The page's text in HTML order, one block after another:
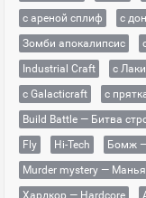
с ареной сплиф
с
Зомби апокалипсис
Industrial Craft
с
с Galacticraft
с
Build Battle — Битва
Fly
Hi-Tech
Бомж
Murder mystery —
Хардкор — Hardcore